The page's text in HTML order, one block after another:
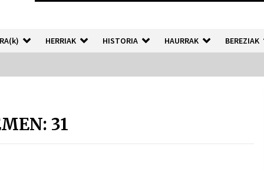
HERRIAK HISTORIA HAURRAK BEREZIAK
31